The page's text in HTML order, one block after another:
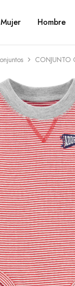
Mujer Hombre
CONJUNTO